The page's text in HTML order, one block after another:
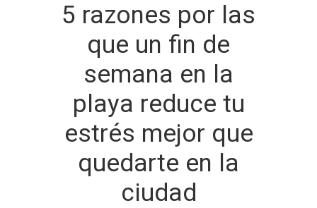
5 razones por las
que un fin de
semana en la
playa reduce tu
estrés mejor que
quedarte en la
ciudad